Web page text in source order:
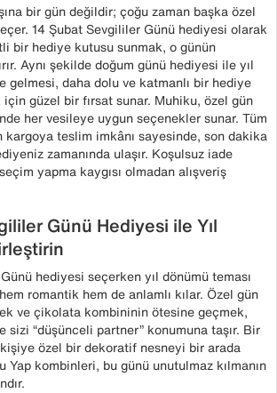
bir gün değildir; çoğu zaman başka özel
14 Şubat Sevgililer Günü hediyesi olarak
bir hediye kutusu sunmak, o günün
Aynı şekilde doğum günü hediyesi ile yıl
gelmesi, daha dolu ve katmanlı bir hediye
güzel bir fırsat sunar. Muhiku, özel gün
her vesileye uygun seçenekler sunar. Tüm
kargoya teslim imkânı sayesinde, son dakika
zamanında ulaşır. Koşulsuz iade
yapma kaygısı olmadan alışveriş
Günü Hediyesi ile Yıl
hediyesi seçerken yıl dönümü teması
romantik hem de anlamlı kılar. Özel gün
ve çikolata kombininin ötesine geçmek,
sizi “düşünceli partner” konumuna taşır. Bir
özel bir dekoratif nesneyi bir arada
Yap kombinleri, bu günü unutulmaz kılmanın